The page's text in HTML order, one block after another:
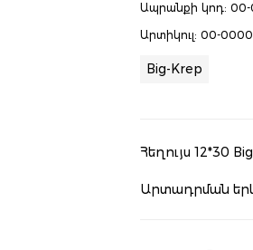
Ապրանքի կոդ:00-
Արտիկուլ:00-
Big-Krep
Հեղույս 12*30
Արտադրման